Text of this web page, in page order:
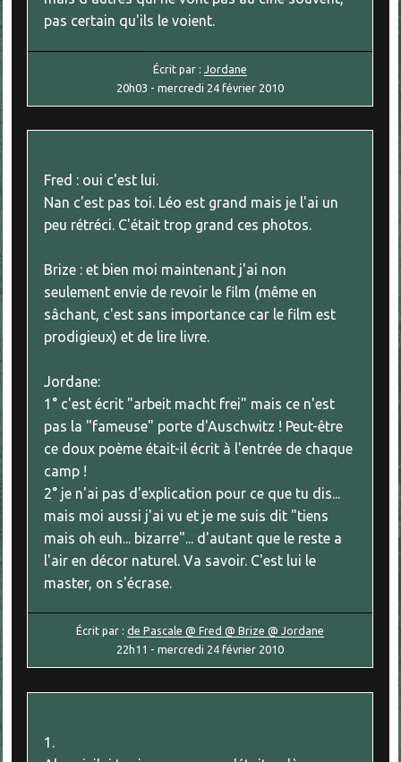
pas certain qu'ils le voient.
Écrit par : Jordane
20h03 -mercredi 24 février 2010
Fred : oui c'est lui.
Nan c'est pas toi. Léo est grand mais je l'ai un
peu rétréci. C'était trop grand ces photos.
Brize : et bien moi maintenant j'ai non
seulement envie de revoir le film (même en
sâchant, c'est sans importance car le film est
prodigieux) et de lire livre.
Jordane:
1° c'est écrit "arbeit macht frei" mais ce n'est
pas la "fameuse" porte d'Auschwitz ! Peut-être
ce doux poème était-il écrit à l'entrée de chaque
camp !
2° je n'ai pas d'explication pour ce que tu dis...
mais moi aussi j'ai vu et je me suis dit "tiens
mais oh euh... bizarre"... d'autant que le reste a
l'air en décor naturel. Va savoir. C'est lui le
master, on s'écrase.
Écrit par :de Pascale @ Fred @ Brize @ Jordane
22h11 -mercredi 24 février 2010
1.